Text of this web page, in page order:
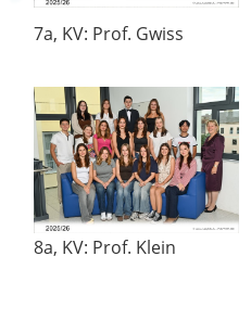
7a, KV: Prof. Gwiss
8a, KV: Prof. Klein